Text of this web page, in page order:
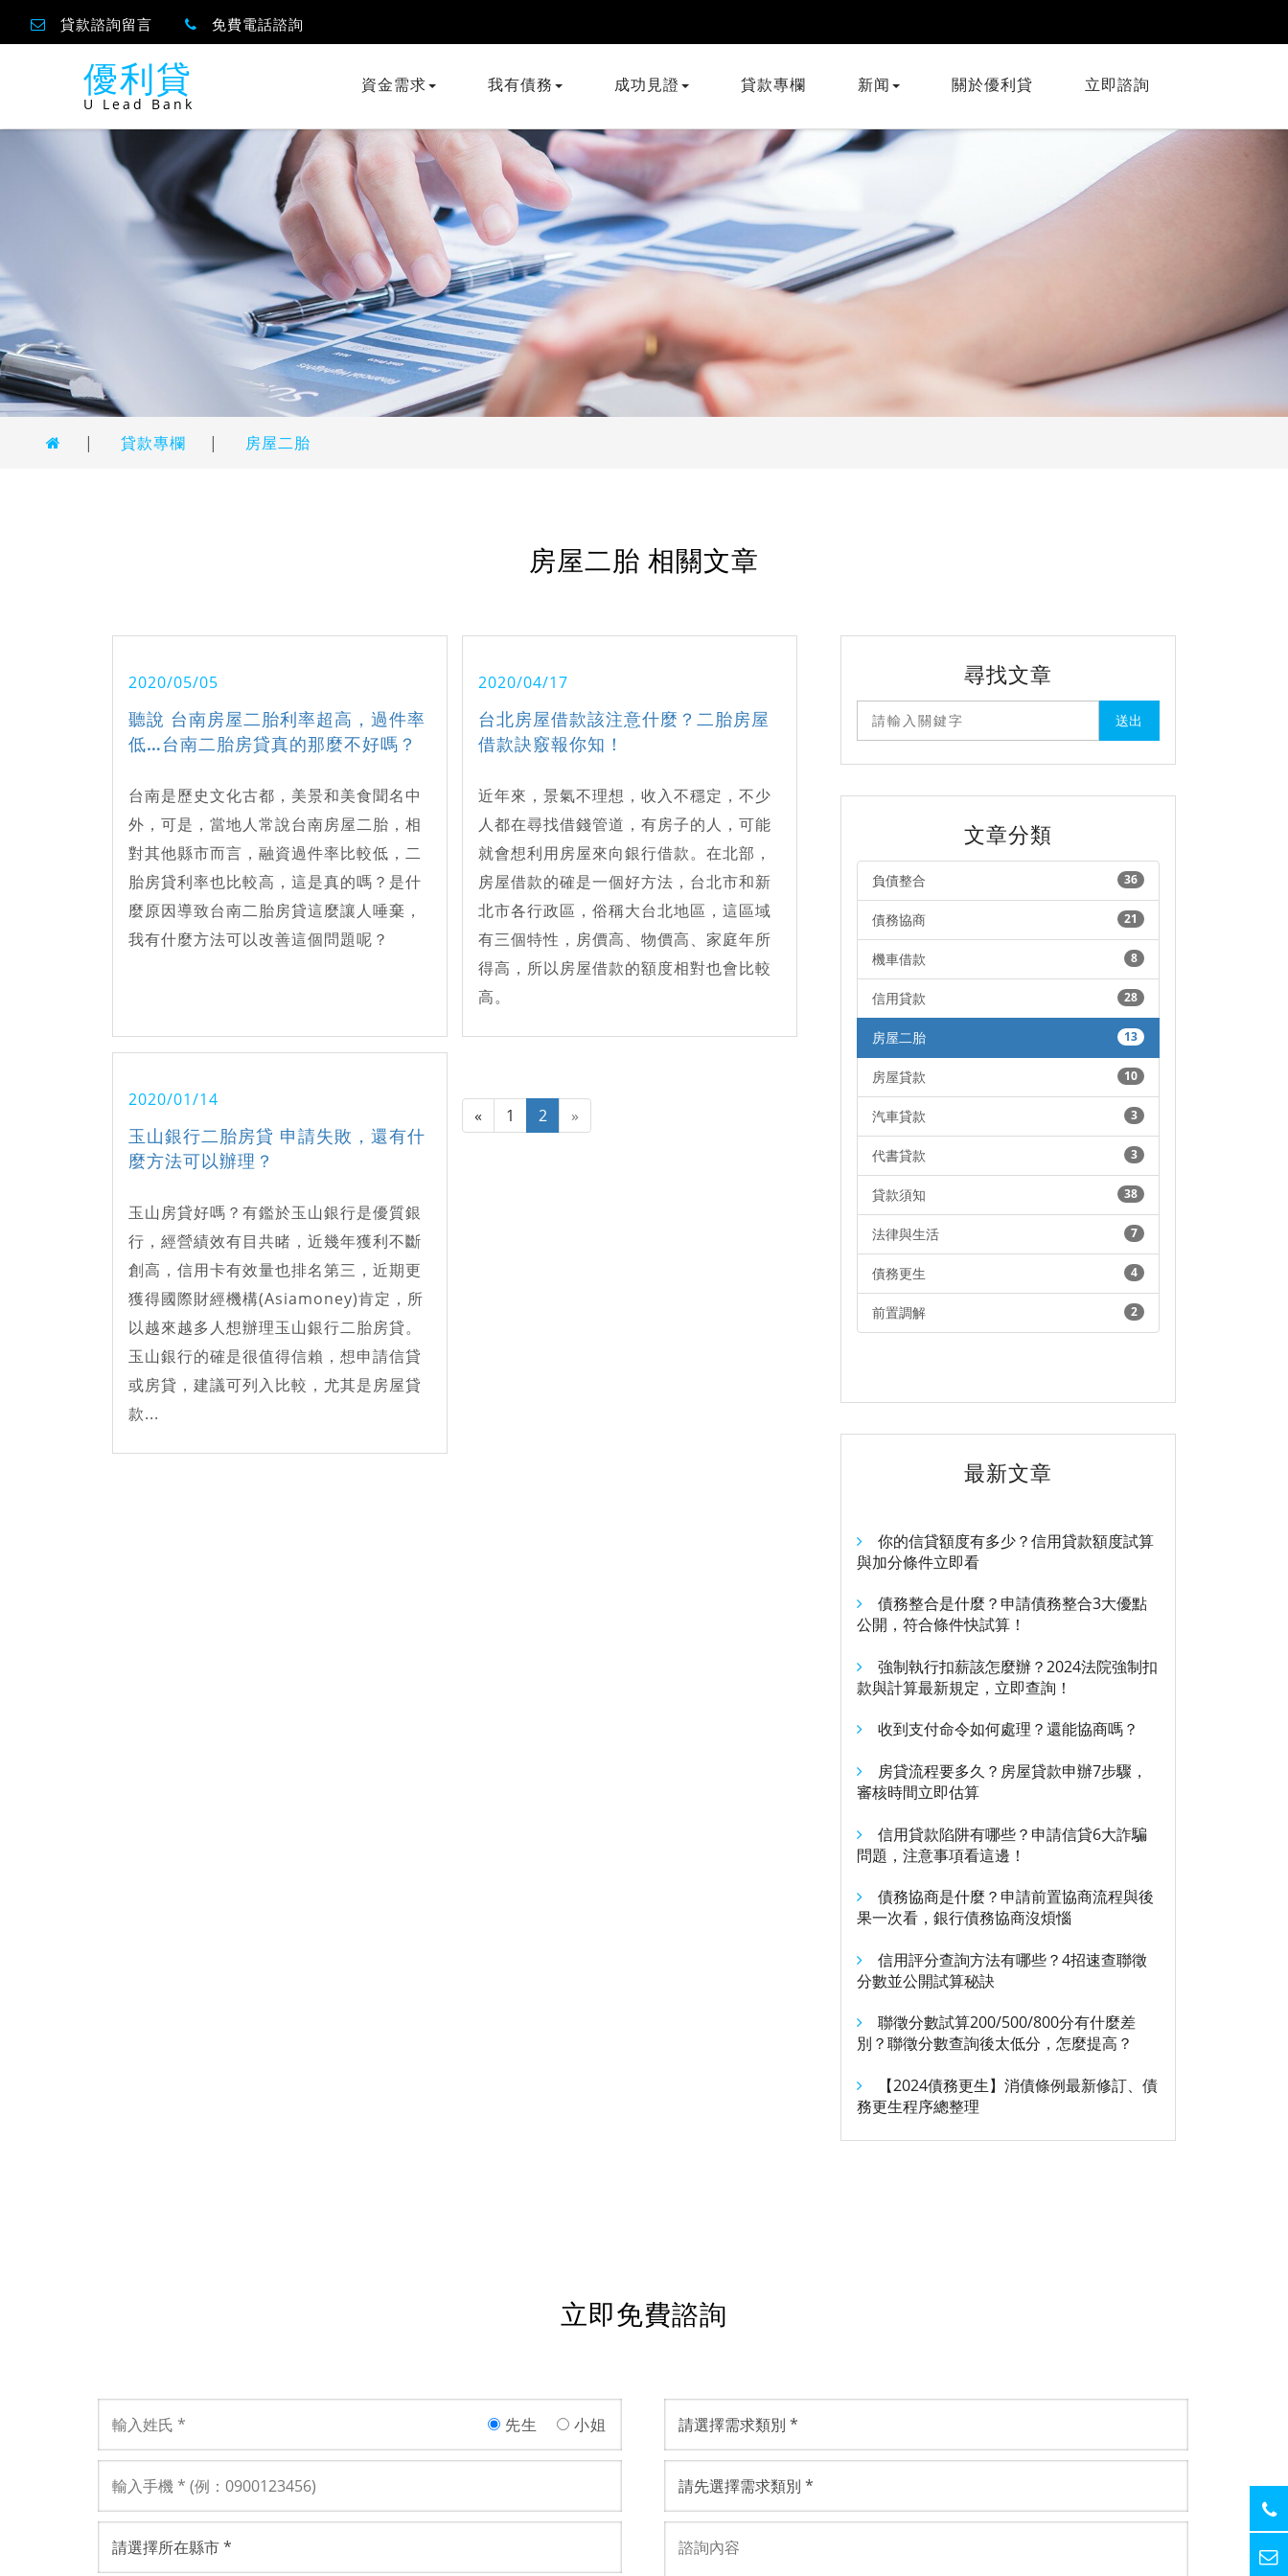
優利貸
U Lead Bank
資金需求 我有債務 成功見證 貸款專欄 新闻 關於優利貸 立即諮詢
貸款諮詢留言 免費電話諮詢
| 貸款專欄 | 房屋二胎
房屋二胎 相關文章
2020/05/05
聽說 台南房屋二胎利率超高，過件率
低…台南二胎房貸真的那麼不好嗎？
台南是歷史文化古都，美景和美食聞名中
外，可是，當地人常說台南房屋二胎，相
對其他縣市而言，融資過件率比較低，二
胎房貸利率也比較高，這是真的嗎？是什
麼原因導致台南二胎房貸這麼讓人唾棄，
我有什麼方法可以改善這個問題呢？
2020/04/17
台北房屋借款該注意什麼？二胎房屋
借款訣竅報你知！
近年來，景氣不理想，收入不穩定，不少
人都在尋找借錢管道，有房子的人，可能
就會想利用房屋來向銀行借款。在北部，
房屋借款的確是一個好方法，台北市和新
北市各行政區，俗稱大台北地區，這區域
有三個特性，房價高、物價高、家庭年所
得高，所以房屋借款的額度相對也會比較
高。
2020/01/14
玉山銀行二胎房貸 申請失敗，還有什
麼方法可以辦理？
玉山房貸好嗎？有鑑於玉山銀行是優質銀
行，經營績效有目共睹，近幾年獲利不斷
創高，信用卡有效量也排名第三，近期更
獲得國際財經機構(Asiamoney)肯定，所
以越來越多人想辦理玉山銀行二胎房貸。
玉山銀行的確是很值得信賴，想申請信貸
或房貸，建議可列入比較，尤其是房屋貸
款...
« 1 2 »
尋找文章
文章分類
36
負債整合
21
債務協商
8
機車借款
28
信用貸款
13
房屋二胎
10
房屋貸款
3
汽車貸款
3
代書貸款
38
貸款須知
7
法律與生活
4
債務更生
2
前置調解
最新文章
你的信貸額度有多少？信用貸款額度試算
與加分條件立即看
債務整合是什麼？申請債務整合3大優點
公開，符合條件快試算！
強制執行扣薪該怎麼辦？2024法院強制扣
款與計算最新規定，立即查詢！
收到支付命令如何處理？還能協商嗎？
房貸流程要多久？房屋貸款申辦7步驟，
審核時間立即估算
信用貸款陷阱有哪些？申請信貸6大詐騙
問題，注意事項看這邊！
債務協商是什麼？申請前置協商流程與後
果一次看，銀行債務協商沒煩惱
信用評分查詢方法有哪些？4招速查聯徵
分數並公開試算秘訣
聯徵分數試算200/500/800分有什麼差
別？聯徵分數查詢後太低分，怎麼提高？
【2024債務更生】消債條例最新修訂、債
務更生程序總整理
立即免費諮詢
先生 小姐